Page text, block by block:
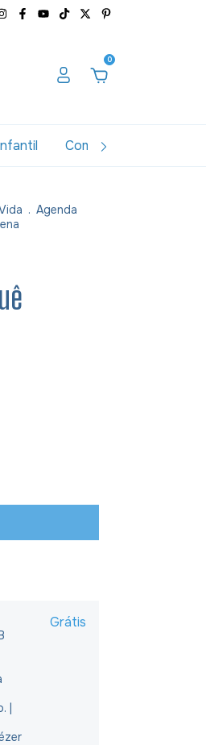
0
Combos
. Agenda
|
Grátis